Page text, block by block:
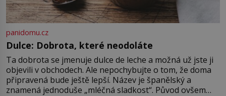
panidomu.cz
Dulce: Dobrota, které neodoláte
Ta dobrota se jmenuje dulce de leche a možná už jste ji
objevili v obchodech. Ale nepochybujte o tom, že doma
připravená bude ještě lepší. Název je španělský a
znamená jednoduše „mléčná sladkost“. Původ ovšem